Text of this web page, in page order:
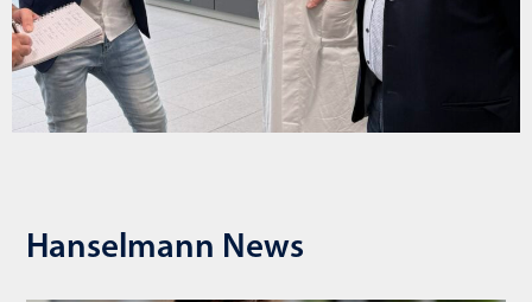
Hanselmann News